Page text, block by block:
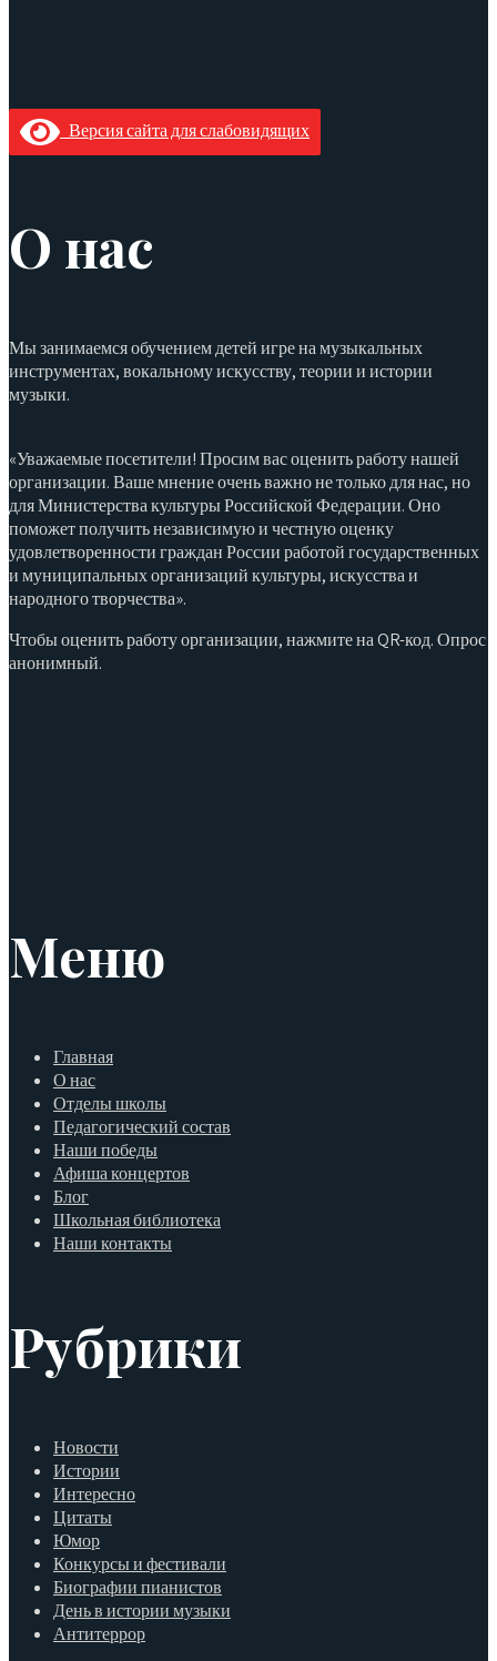
Версия сайта для слабовидящих
О нас
Мы занимаемся обучением детей игре на музыкальных
инструментах, вокальному искусству, теории и истории
музыки.
«Уважаемые посетители! Просим вас оценить работу нашей
организации. Ваше мнение очень важно не только для нас, но
для Министерства культуры Российской Федерации. Оно
поможет получить независимую и честную оценку
удовлетворенности граждан России работой государственных
и муниципальных организаций культуры, искусства и
народного творчества».
Чтобы оценить работу организации, нажмите на QR-код. Опрос
анонимный.
Меню
Главная
О нас
Отделы школы
Педагогический состав
Наши победы
Афиша концертов
Блог
Школьная библиотека
Наши контакты
Рубрики
Новости
Истории
Интересно
Цитаты
Юмор
Конкурсы и фестивали
Биографии пианистов
День в истории музыки
Антитеррор